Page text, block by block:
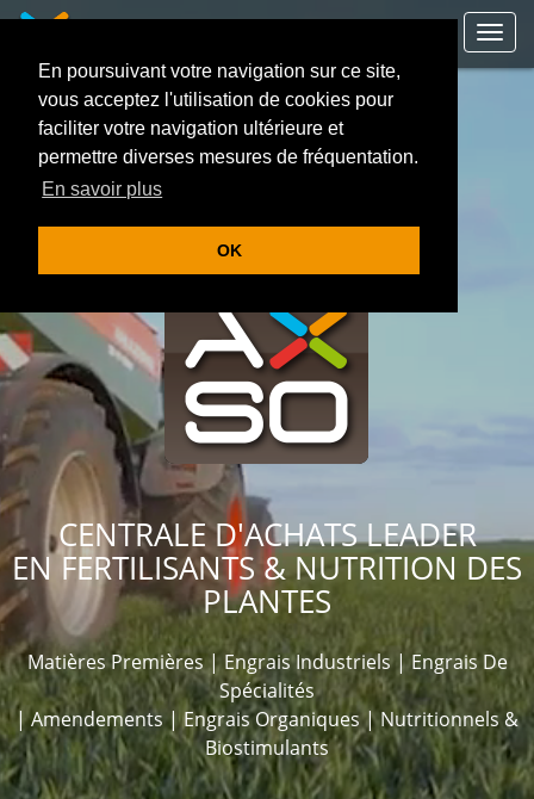
En poursuivant votre navigation sur ce site,
vous acceptez l'utilisation de cookies pour
faciliter votre navigation ultérieure et
permettre diverses mesures de fréquentation.
En savoir plus
OK
CENTRALE D'ACHATS LEADER
EN FERTILISANTS & NUTRITION DES
PLANTES
Matières Premières | Engrais Industriels | Engrais De
Spécialités
| Amendements | Engrais Organiques | Nutritionnels &
Biostimulants